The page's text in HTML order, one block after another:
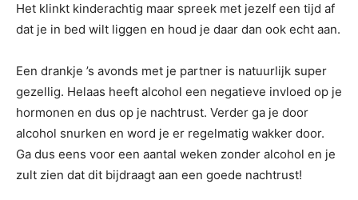
Het klinkt kinderachtig maar spreek met jezelf een tijd af
dat je in bed wilt liggen en houd je daar dan ook echt aan.
Een drankje ’s avonds met je partner is natuurlijk super
gezellig. Helaas heeft alcohol een negatieve invloed op je
hormonen en dus op je nachtrust. Verder ga je door
alcohol snurken en word je er regelmatig wakker door.
Ga dus eens voor een aantal weken zonder alcohol en je
zult zien dat dit bijdraagt aan een goede nachtrust!